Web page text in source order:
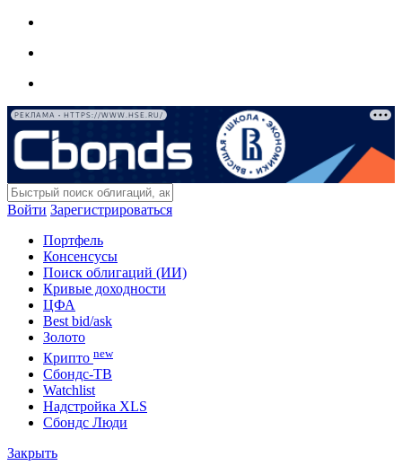
РЕКЛАМА • HTTPS://WWW.HSE.RU/
Войти Зарегистрироваться
Портфель
Консенсусы
Поиск облигаций (ИИ)
Кривые доходности
ЦФА
Best bid/ask
Золото
Крипто new
Сбондс-ТВ
Watchlist
Надстройка XLS
Сбондс Люди
Закрыть